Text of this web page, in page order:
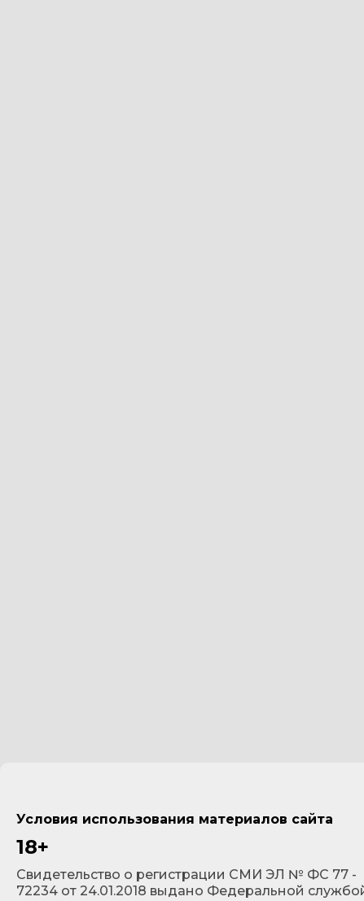
Условия использования материалов сайта
18+
Cвидетельство о регистрации СМИ ЭЛ № ФС 77 -
72234 от 24.01.2018 выдано Федеральной